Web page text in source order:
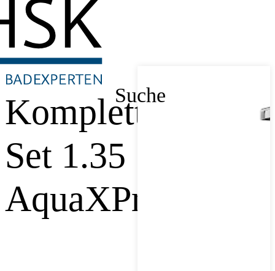
Suche
Komplett-
Set 1.35
AquaXPro